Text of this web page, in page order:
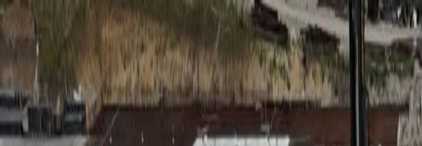
RADIO SOMEȘ
Categorii
EmisiuniPodcastIstoric melodii